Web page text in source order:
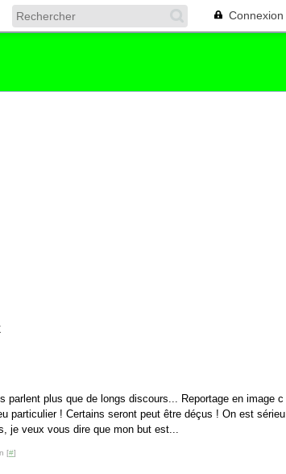
Connexion
parlent plus que de longs discours... Reportage en image c
particulier ! Certains seront peut être déçus ! On est sérieu
je veux vous dire que mon but est...
[#]